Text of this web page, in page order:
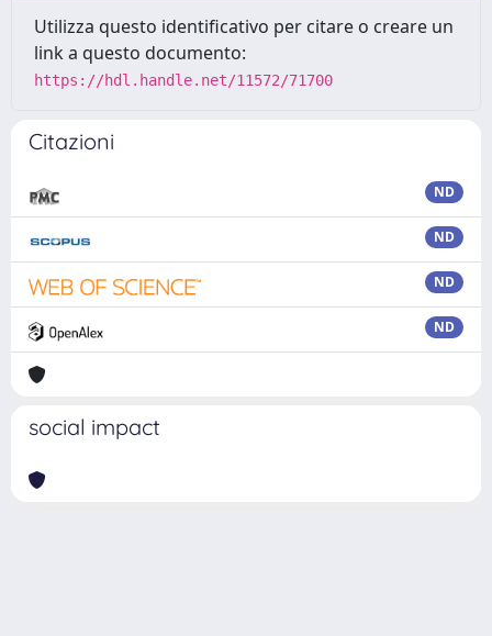
Utilizza questo identificativo per citare o creare un
link a questo documento:
https://hdl.handle.net/11572/71700
Citazioni
ND
ND
ND
ND
social impact